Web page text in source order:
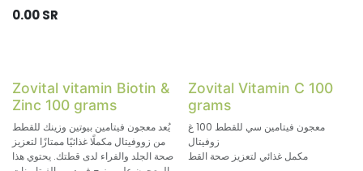
0.00SR
Zovital vitamin Biotin &
Zinc 100 grams
يُعد معجون فيتامين بيوتين وزينك للقطط
من زووفيتال مكملًا غذائيًا ممتازًا لتعزيز
صحة الجلد والفراء لدى قطتك. يحتوي هذا
Zovital Vitamin C 100
grams
معجون فيتامين سي للقطط 100 غ
زوفيتال
مكمل غذائي لتعزيز صحة القط